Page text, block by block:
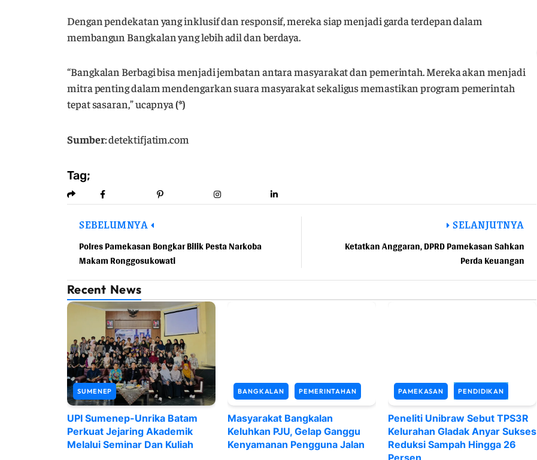
Dengan pendekatan yang inklusif dan responsif, mereka siap menjadi garda terdepan dalam
membangun Bangkalan yang lebih adil dan berdaya.
“Bangkalan Berbagi bisa menjadi jembatan antara masyarakat dan pemerintah. Mereka akan menjadi
mitra penting dalam mendengarkan suara masyarakat sekaligus memastikan program pemerintah
tepat sasaran,” ucapnya(*)
Sumber: detektifjatim.com
Tag;
SEBELUMNYA
Polres Pamekasan Bongkar Bilik Pesta Narkoba
Makam Ronggosukowati
SELANJUTNYA
Ketatkan Anggaran, DPRD Pamekasan Sahkan
Perda Keuangan
Recent News
SUMENEP
UPI Sumenep-Unrika Batam
Perkuat Jejaring Akademik
Melalui Seminar Dan Kuliah
BANGKALAN PEMERINTAHAN
Masyarakat Bangkalan
Keluhkan PJU, Gelap Ganggu
Kenyamanan Pengguna Jalan
PAMEKASAN PENDIDIKAN
Peneliti Unibraw Sebut TPS3R
Kelurahan Gladak Anyar Sukses
Reduksi Sampah Hingga 26
Persen